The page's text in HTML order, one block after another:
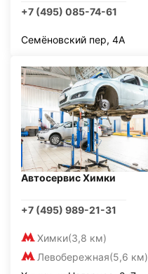
+7 (495) 085-74-61
Семёновский пер, 4А
Автосервис Химки
+7 (495) 989-21-31
Химки(3,8 км)
Левобережная(5,6 км)